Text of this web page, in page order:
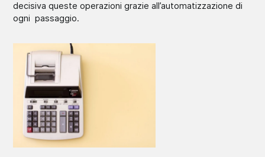
decisiva queste operazioni grazie all’automatizzazione di
ogni passaggio.